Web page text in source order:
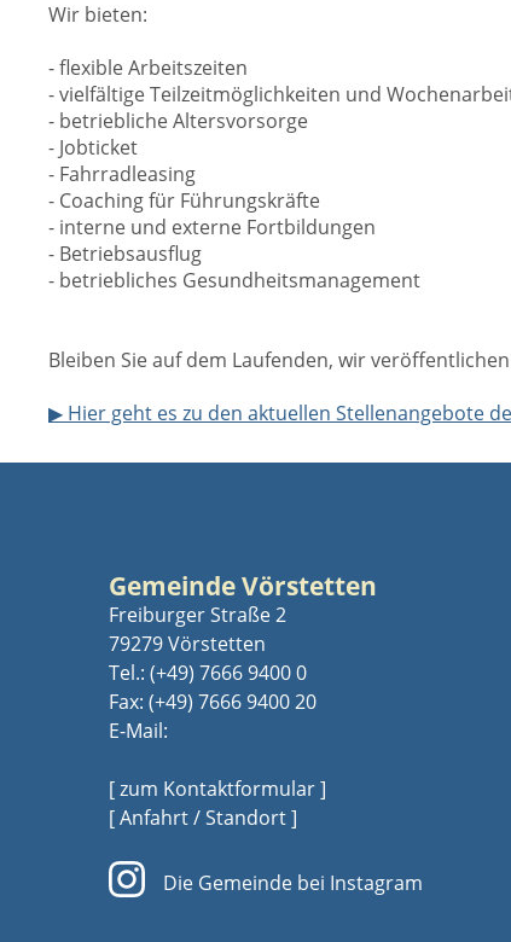
Wir bieten:
- flexible Arbeitszeiten
- vielfältige Teilzeitmöglichkeiten und
- betriebliche Altersvorsorge
- Jobticket
- Fahrradleasing
- Coaching für Führungskräfte
- interne und externe Fortbildungen
- Betriebsausflug
- betriebliches Gesundheitsmanagement
Bleiben Sie auf dem Laufenden, wir
▶ Hier geht es zu den aktuellen Stellenangebote
Gemeinde Vörstetten
Freiburger Straße 2
79279 Vörstetten
Tel.: (+49) 7666 9400 0
Fax: (+49) 7666 9400 20
E-Mail:
[ zum Kontaktformular ]
[ Anfahrt / Standort ]
Die Gemeinde bei Instagram